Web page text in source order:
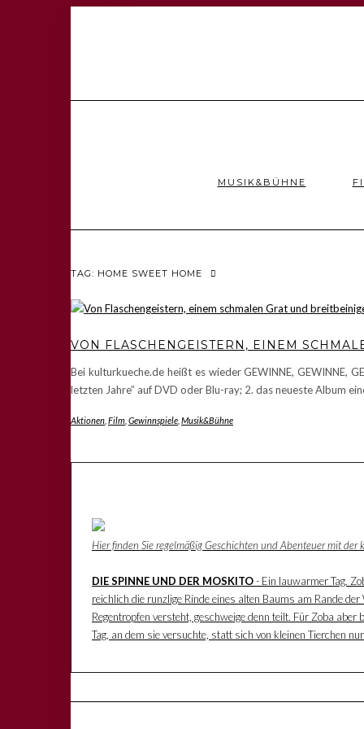
MUSIK&BÜHNE
TAG: HOME SWEET HOME
VON FLASCHENGEISTERN, EINEM
Bei kulturkueche.de heißt es wieder GEWINNE, GEWINNE,
letzten Jahre” auf DVD oder Blu-ray; 2. das neueste Album
Aktionen Film Gewinnspiele Musik&Bühne
Hier finden Sie regelmäßig Geschichten und Abenteuer mit
DIE SPINNE UND DER MOSKITO- Ein lauwarmer Tag.
reichlich die runzlige Rinde eines alten Baums am Rande
Regentropfen versteht, geschweige denn teilt. Für Zoba
Tag, an dem sie versuchte, statt sich von kleinen Tierchen